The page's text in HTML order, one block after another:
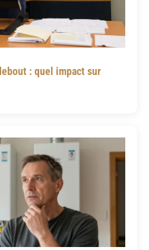
: quel impact sur